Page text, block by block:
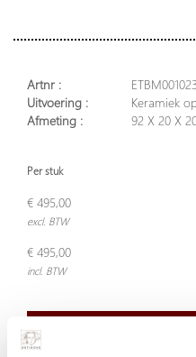
Artnr :
ETBM001023
Uitvoering :
Keramiek
Afmeting :
92 X 20 X
Per stuk
€ 495,00
excl. BTW
€ 495,00
incl. BTW